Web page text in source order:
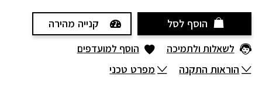
הוסף לסל קנייה מהירה
לשאלות ולתמיכה הוסף למועדפים
הוראות התקנה מפרט טכני